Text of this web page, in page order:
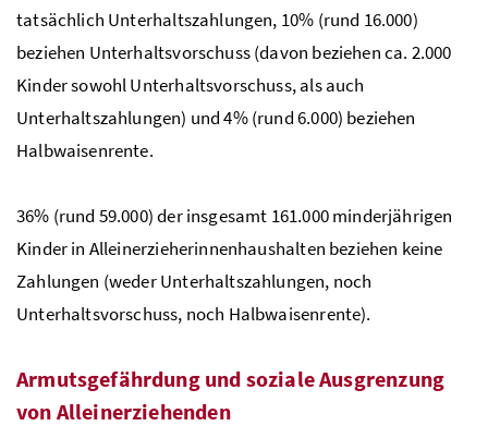
tatsächlich Unterhaltszahlungen, 10% (rund 16.000)
beziehen Unterhaltsvorschuss (davon beziehen ca. 2.000
Kinder sowohl Unterhaltsvorschuss, als auch
Unterhaltszahlungen) und 4% (rund 6.000) beziehen
Halbwaisenrente.
36% (rund 59.000) der insgesamt 161.000 minderjährigen
Kinder in Alleinerzieherinnenhaushalten beziehen keine
Zahlungen (weder Unterhaltszahlungen, noch
Unterhaltsvorschuss, noch Halbwaisenrente).
Armutsgefährdung und soziale Ausgrenzung
von Alleinerziehenden